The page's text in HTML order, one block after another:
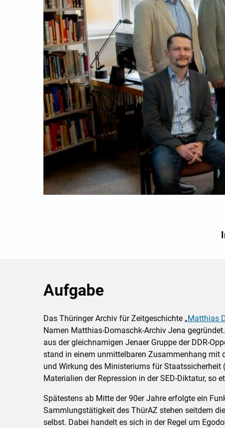
Aufgabe
Das Thüringer Archiv für Zeitgeschichte „Matthias
Namen Matthias-Domaschk-Archiv Jena
aus der gleichnamigen Jenaer Gruppe der DDR-
stand in einem unmittelbaren Zusammenhang mit
und Wirkung des Ministeriums für Staatssicherheit
Materialien der Repression in der SED-Diktatur, so
Spätestens ab Mitte der 90er Jahre erfolgte ein
Sammlungstätigkeit des ThürAZ stehen seitdem
selbst. Dabei handelt es sich in der Regel um